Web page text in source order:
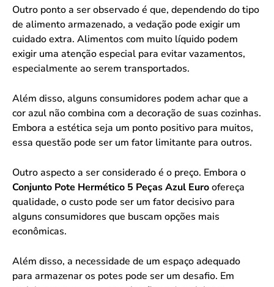
Outro ponto a ser observado é que, dependendo do tipo
de alimento armazenado, a vedação pode exigir um
cuidado extra. Alimentos com muito líquido podem
exigir uma atenção especial para evitar vazamentos,
especialmente ao serem transportados.
Além disso, alguns consumidores podem achar que a
cor azul não combina com a decoração de suas cozinhas.
Embora a estética seja um ponto positivo para muitos,
essa questão pode ser um fator limitante para outros.
Outro aspecto a ser considerado é o preço. Embora o
Conjunto Pote Hermético 5 Peças Azul Euroofereça
qualidade, o custo pode ser um fator decisivo para
alguns consumidores que buscam opções mais
econômicas.
Além disso, a necessidade de um espaço adequado
para armazenar os potes pode ser um desafio. Em